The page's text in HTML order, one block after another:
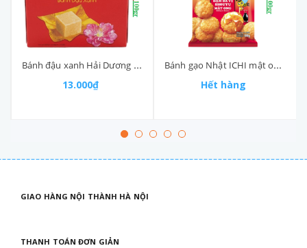
Bánh đậu xanh Hải Dương Hoà An HA5 hộp 100gr
13.000₫
Bánh gạo Nhật ICHI mật ong gói 13P (90-:-110)gr
Hết hàng
GIAO HÀNG NỘI THÀNH HÀ NỘI
THANH TOÁN ĐƠN GIẢN